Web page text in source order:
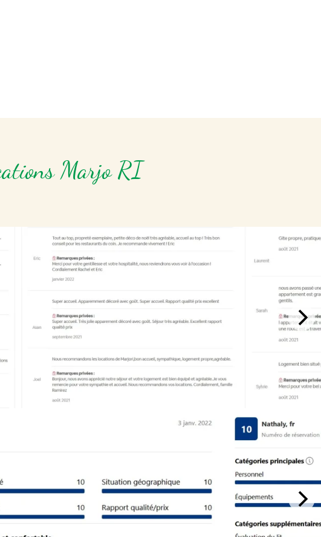
Marjo RI